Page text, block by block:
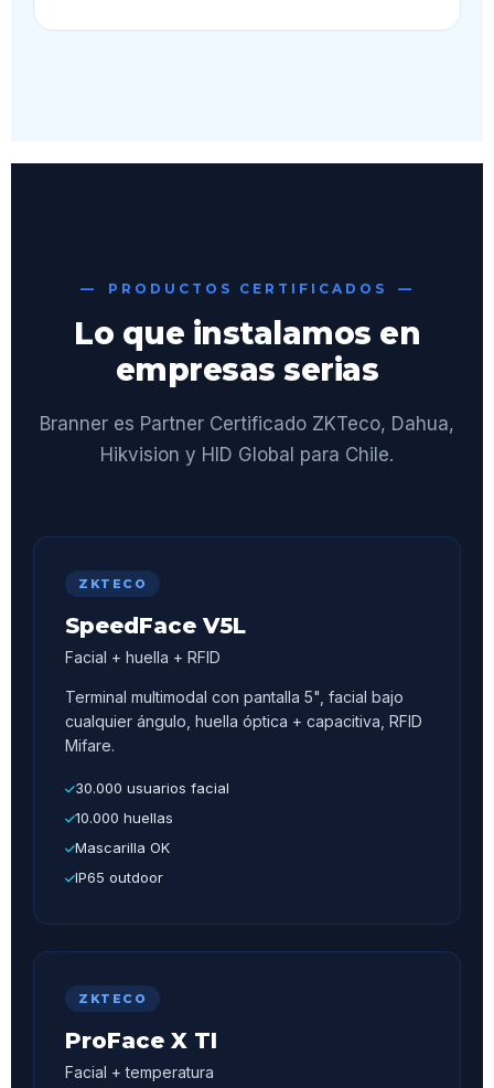
PRODUCTOS CERTIFICADOS
Lo que instalamos en
empresas serias
Branner es Partner Certificado ZKTeco, Dahua,
Hikvision y HID Global para Chile.
ZKTECO
SpeedFace V5L
Facial + huella + RFID
Terminal multimodal con pantalla 5", facial bajo
cualquier ángulo, huella óptica + capacitiva, RFID
Mifare.
30.000 usuarios facial
10.000 huellas
Mascarilla OK
IP65 outdoor
ZKTECO
ProFace X TI
Facial + temperatura